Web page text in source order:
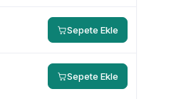
Sepete Ekle
Sepete Ekle